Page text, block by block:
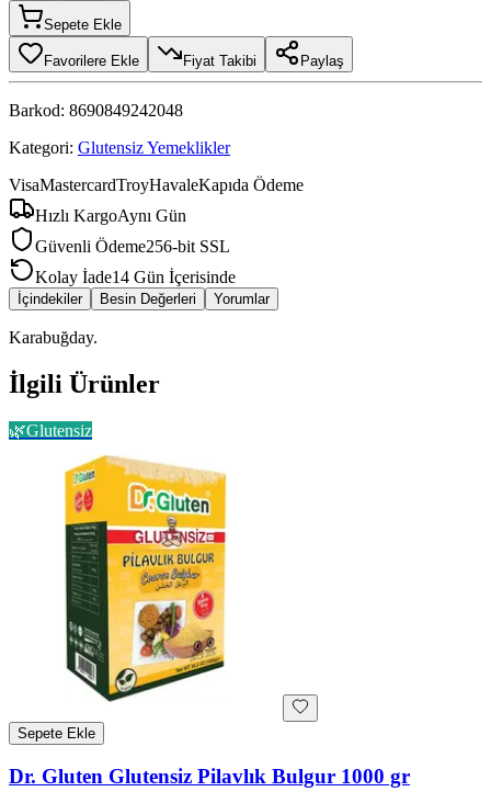
Sepete Ekle
Favorilere Ekle Fiyat Takibi Paylaş
Barkod: 8690849242048
Kategori: Glutensiz Yemeklikler
VisaMastercardTroyHavaleKapıda Ödeme
Hızlı KargoAynı Gün
Güvenli Ödeme256-bit SSL
Kolay İade14 Gün İçerisinde
İçindekiler Besin Değerleri Yorumlar
Karabuğday.
İlgili Ürünler
🌿Glutensiz
Sepete Ekle
Dr. Gluten Glutensiz Pilavlık Bulgur 1000 gr